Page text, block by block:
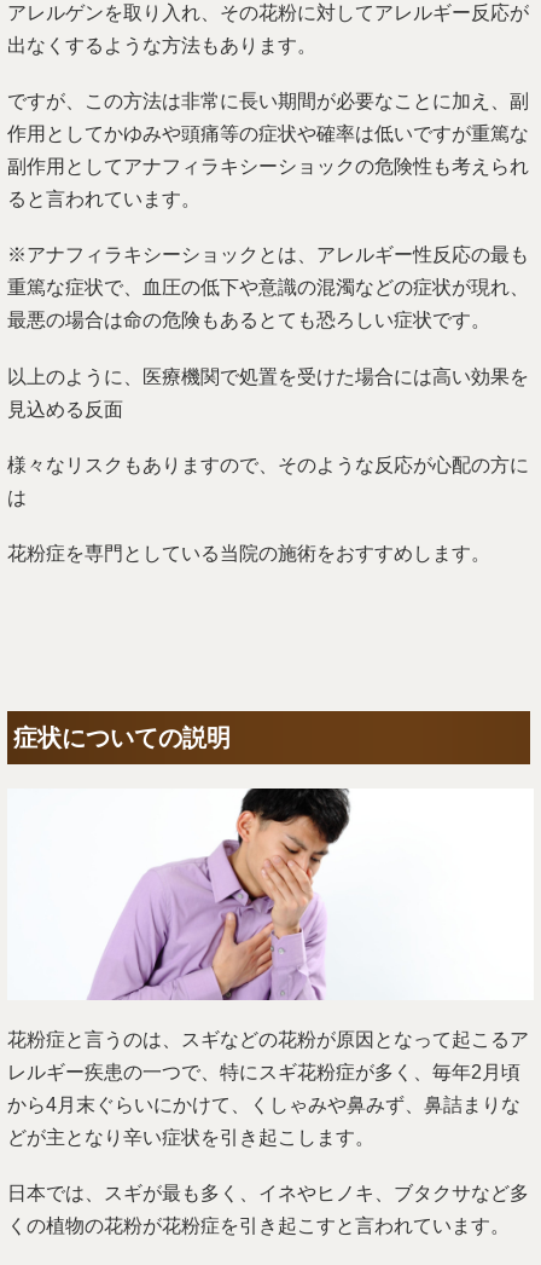
アレルゲンを取り入れ、その花粉に対してアレルギー反応が
出なくするような方法もあります。
ですが、この方法は非常に長い期間が必要なことに加え、副
作用としてかゆみや頭痛等の症状や確率は低いですが重篤な
副作用としてアナフィラキシーショックの危険性も考えられ
ると言われています。
※アナフィラキシーショックとは、アレルギー性反応の最も
重篤な症状で、血圧の低下や意識の混濁などの症状が現れ、
最悪の場合は命の危険もあるとても恐ろしい症状です。
以上のように、医療機関で処置を受けた場合には高い効果を
見込める反面
様々なリスクもありますので、そのような反応が心配の方に
は
花粉症を専門としている当院の施術をおすすめします。
症状についての説明
花粉症と言うのは、スギなどの花粉が原因となって起こるア
レルギー疾患の一つで、特にスギ花粉症が多く、毎年2月頃
から4月末ぐらいにかけて、くしゃみや鼻みず、鼻詰まりな
どが主となり辛い症状を引き起こします。
日本では、スギが最も多く、イネやヒノキ、ブタクサなど多
くの植物の花粉が花粉症を引き起こすと言われています。